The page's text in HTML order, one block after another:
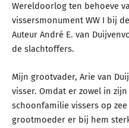
Wereldoorlog ten behoeve
vissersmonument WW I bij
Auteur André E. van
de slachtoffers.
Mijn grootvader, Arie van
visser. Omdat er zowel in
schoonfamilie vissers op
grootmoeder er bij hem